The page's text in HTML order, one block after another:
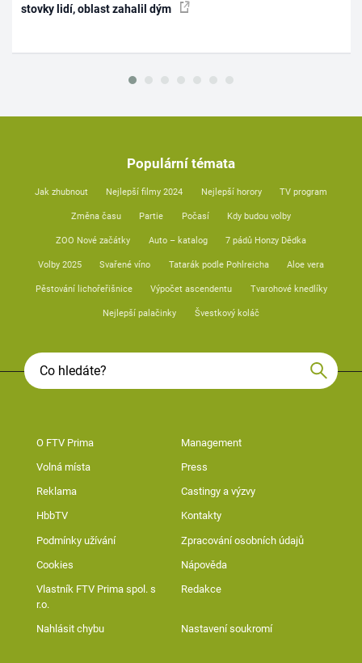
stovky lidí, oblast zahalil dým
Populární témata
Jak zhubnout Nejlepší filmy 2024 Nejlepší horory TV program
Změna času Partie Počasí Kdy budou volby
ZOO Nové začátky Auto – katalog 7 pádů Honzy Dědka
Volby 2025 Svařené víno Tatarák podle Pohlreicha Aloe vera
Pěstování lichořeřišnice Výpočet ascendentu Tvarohové knedlíky
Nejlepší palačinky Švestkový koláč
O FTV Prima Management
Volná místa Press
Reklama Castingy a výzvy
HbbTV Kontakty
Podmínky užívání Zpracování osobních údajů
Cookies Nápověda
Vlastník FTV Prima spol. s
r.o.
Redakce
Nahlásit chybu Nastavení soukromí